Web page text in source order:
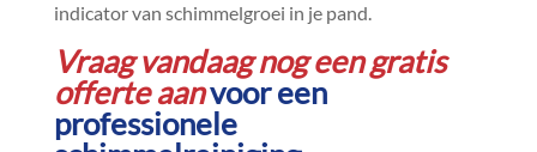
indicator van schimmelgroei in je pand.​
Vraag vandaag nog een gratis
offerte aanvoor een
professionele